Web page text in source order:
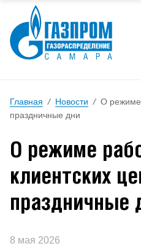
Главная / Новости / О режиме
праздничные дни
О режиме
клиентских
праздничные
8 мая 2026